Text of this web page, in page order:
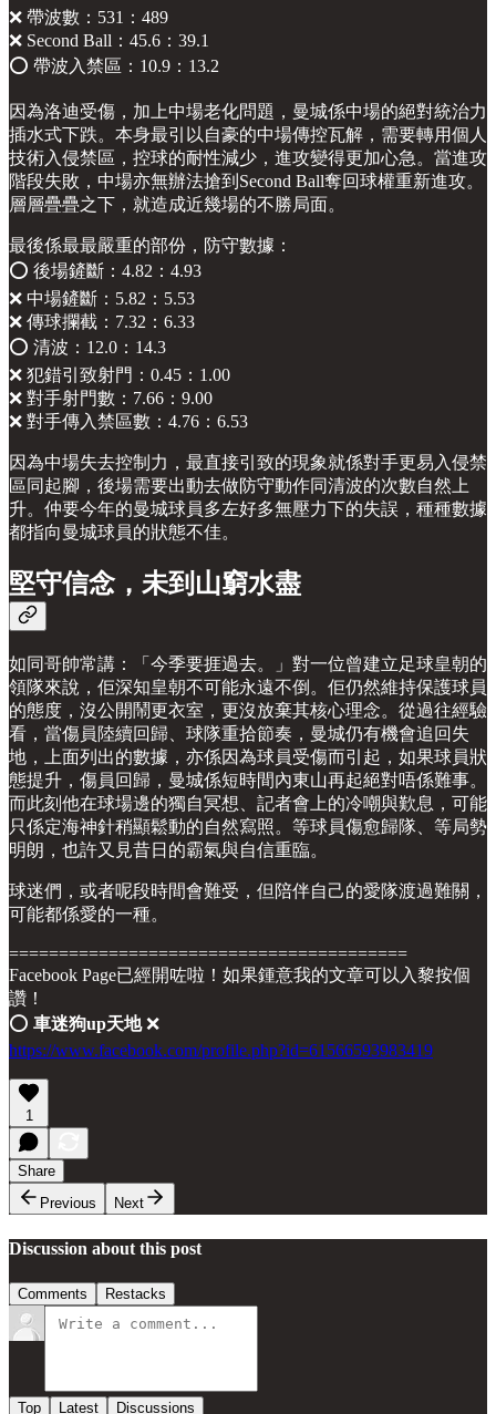
❌ 帶波數：531：489
❌ Second Ball：45.6：39.1
⭕️ 帶波入禁區：10.9：13.2
因為洛迪受傷，加上中場老化問題，曼城係中場的絕對統治力
插水式下跌。本身最引以自豪的中場傳控瓦解，需要轉用個人
技術入侵禁區，控球的耐性減少，進攻變得更加心急。當進攻
階段失敗，中場亦無辦法搶到Second Ball奪回球權重新進攻。
層層疊疊之下，就造成近幾場的不勝局面。
最後係最最嚴重的部份，防守數據：
⭕️ 後場鏟斷：4.82：4.93
❌ 中場鏟斷：5.82：5.53
❌ 傳球攔截：7.32：6.33
⭕️ 清波：12.0：14.3
❌ 犯錯引致射門：0.45：1.00
❌ 對手射門數：7.66：9.00
❌ 對手傳入禁區數：4.76：6.53
因為中場失去控制力，最直接引致的現象就係對手更易入侵禁
區同起腳，後場需要出動去做防守動作同清波的次數自然上
升。仲要今年的曼城球員多左好多無壓力下的失誤，種種數據
都指向曼城球員的狀態不佳。
堅守信念，未到山窮水盡
如同哥帥常講：「今季要捱過去。」對一位曾建立足球皇朝的
領隊來說，佢深知皇朝不可能永遠不倒。佢仍然維持保護球員
的態度，沒公開鬧更衣室，更沒放棄其核心理念。從過往經驗
看，當傷員陸續回歸、球隊重拾節奏，曼城仍有機會追回失
地，上面列出的數據，亦係因為球員受傷而引起，如果球員狀
態提升，傷員回歸，曼城係短時間內東山再起絕對唔係難事。
而此刻他在球場邊的獨自冥想、記者會上的冷嘲與歎息，可能
只係定海神針稍顯鬆動的自然寫照。等球員傷愈歸隊、等局勢
明朗，也許又見昔日的霸氣與自信重臨。
球迷們，或者呢段時間會難受，但陪伴自己的愛隊渡過難關，
可能都係愛的一種。
========================================
Facebook Page已經開咗啦！如果鍾意我的文章可以入黎按個
讚！
⭕️ 車迷狗up天地❌
https://www.facebook.com/profile.php?id=61566593983419
1
Share
Previous
Next
Discussion about this post
Comments Restacks
Top Latest Discussions